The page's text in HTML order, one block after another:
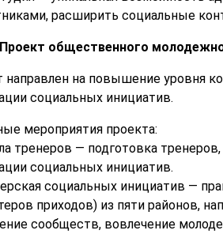
расширить социальные
Проект общественного
направлен на повышение уровня
социальных инициатив.
мероприятия проекта:
тренеров — подготовка
социальных инициатив.
социальных инициатив —
приходов) из пяти районов,
сообществ, вовлечение